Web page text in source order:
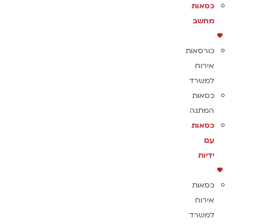
כסאות
מחשב
כורסאות
אירוח
למשרד
כסאות
המתנה
כסאות
עם
ידיות
כסאות
אירוח
למשרד